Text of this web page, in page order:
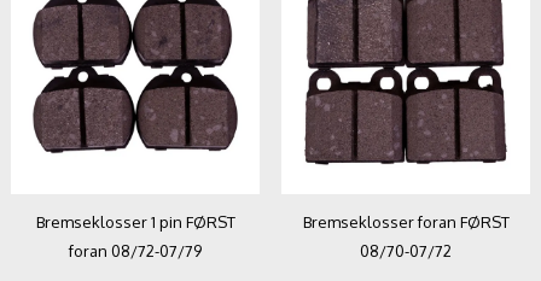
Bremseklosser 1 pin FØRST
foran 08/72-07/79
Bremseklosser foran FØRST
08/70-07/72